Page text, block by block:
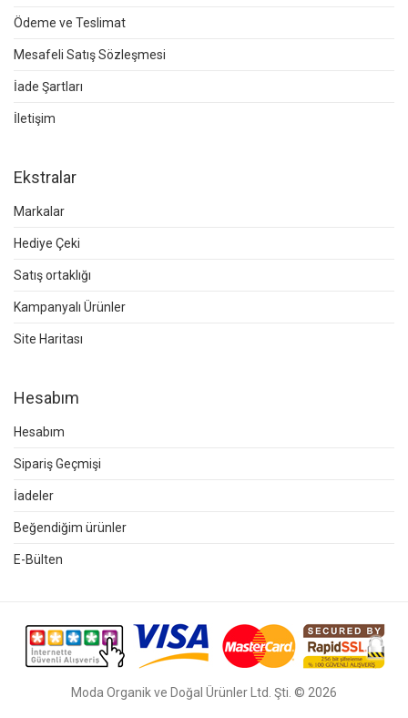
Ödeme ve Teslimat
Mesafeli Satış Sözleşmesi
İade Şartları
İletişim
Ekstralar
Markalar
Hediye Çeki
Satış ortaklığı
Kampanyalı Ürünler
Site Haritası
Hesabım
Hesabım
Sipariş Geçmişi
İadeler
Beğendiğim ürünler
E-Bülten
Moda Organik ve Doğal Ürünler Ltd. Şti. © 2026